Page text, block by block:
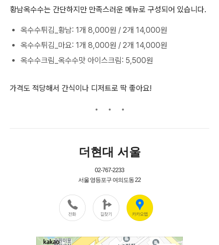
황남옥수수는 간단하지만 만족스러운 메뉴로 구성되어 있습니다.
옥수수튀김_황남: 1개 8,000원 / 2개 14,000원
옥수수튀김_마요: 1개 8,000원 / 2개 14,000원
옥수수크림_옥수수맛 아이스크림: 5,500원
가격도 적당해서 간식이나 디저트로 딱 좋아요!